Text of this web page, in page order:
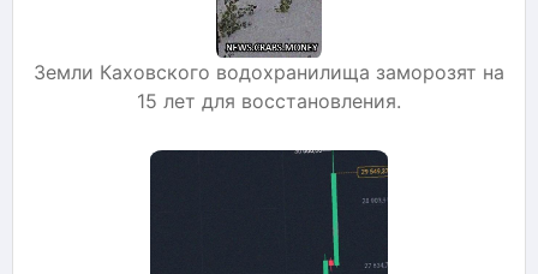
Земли Каховского водохранилища заморозят на
15 лет для восстановления.